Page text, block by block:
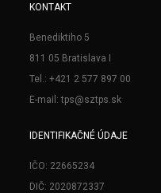
KONTAKT
Benediktiho 5
811 05 Bratislava I
Tel.: +421 2 577 897 00
E-mail: tps@sztps.sk
IDENTIFIKAČNÉ ÚDAJE
IČO: 22665234
DIČ: 2020872337